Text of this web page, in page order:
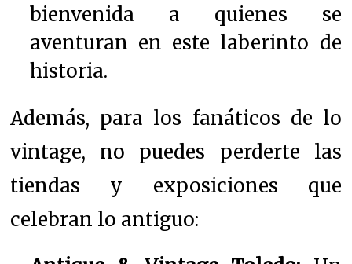
bienvenida a quienes se
aventuran en este laberinto de
historia.
Además, para los fanáticos de lo
vintage, no puedes perderte las
tiendas y exposiciones que
celebran lo antiguo: